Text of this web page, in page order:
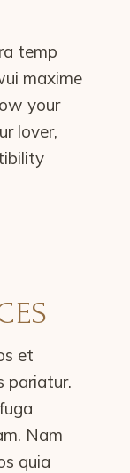
temp
maxime
your
lover,
et
pariatur.
Nam
quia